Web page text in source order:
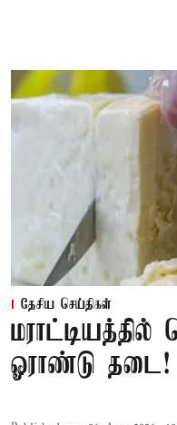
தேசிய செய்திகள்
ஓராண்டு தடை!